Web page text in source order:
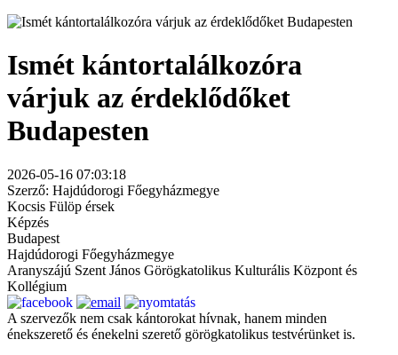
Ismét kántortalálkozóra
várjuk az érdeklődőket
Budapesten
2026-05-16 07:03:18
Szerző: Hajdúdorogi Főegyházmegye
Kocsis Fülöp érsek
Képzés
Budapest
Hajdúdorogi Főegyházmegye
Aranyszájú Szent János Görögkatolikus Kulturális Központ és
Kollégium
A szervezők nem csak kántorokat hívnak, hanem minden
énekszerető és énekelni szerető görögkatolikus testvérünket is.